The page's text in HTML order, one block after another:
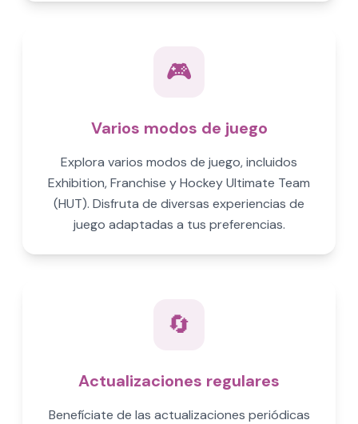
🎮
Varios modos de juego
Explora varios modos de juego, incluidos
Exhibition, Franchise y Hockey Ultimate Team
(HUT). Disfruta de diversas experiencias de
juego adaptadas a tus preferencias.
🔄
Actualizaciones regulares
Benefíciate de las actualizaciones periódicas